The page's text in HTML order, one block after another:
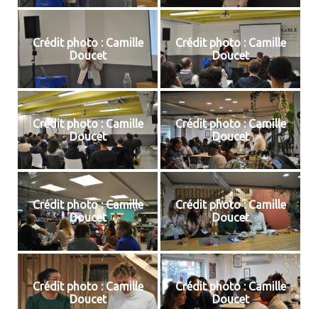
Crédit photo : Camille
Doucet
Crédit photo : Camille
Doucet
Crédit photo : Camille
Doucet
Crédit photo : Camille
Doucet
Crédit photo : Camille
Doucet
Crédit photo : Camille
Doucet
Crédit photo : Camille
Doucet
Crédit photo : Camille
Doucet